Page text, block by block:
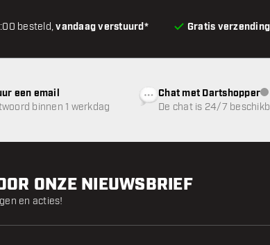
besteld,vandaag verstuurd* Gratis verzending
een email
binnen 1 werkdag
Chat met Dartshopper
De chat is 24/7
ONZE NIEUWSBRIEF
en acties!